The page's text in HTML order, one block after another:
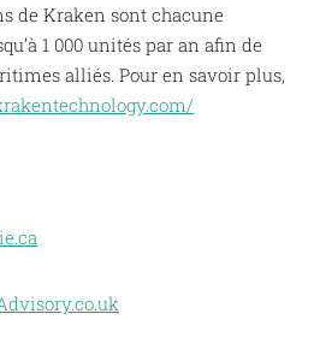
de Kraken sont chacune
1 000 unités par an afin de
alliés. Pour en savoir plus,